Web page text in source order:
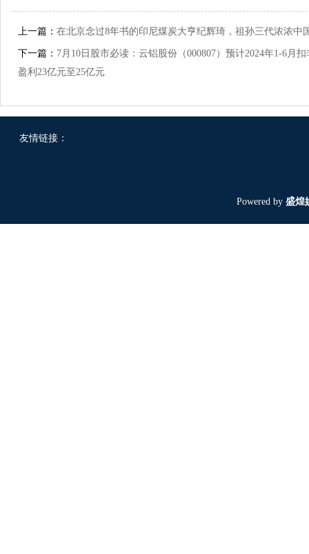
上一篇： 在北京念过8年书的印尼煤炭大亨纪辉琦，祖孙三代浓浓中
下一篇： 7月10日股市必读：云铝股份（000807）预计2024年1-6月
盈利23亿元至25亿元
友情链接：
Powered by 盛煌